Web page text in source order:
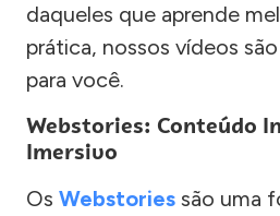
daqueles que aprende
prática, nossos vídeos
para você.
Webstories: Conteúdo
Imersivo
Os Webstories são uma